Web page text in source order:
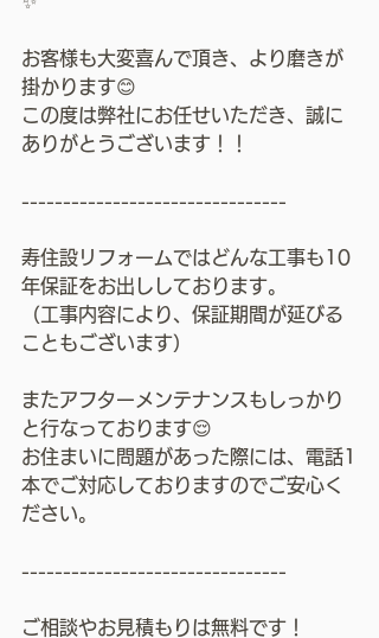
お客様も大変喜んで頂き、より磨きが
掛かります😊
この度は弊社にお任せいただき、誠に
ありがとうございます！！
--------------------------------
寿住設リフォームではどんな工事も10
年保証をお出ししております。
（工事内容により、保証期間が延びる
こともございます）
またアフターメンテナンスもしっかり
と行なっております😌
お住まいに問題があった際には、電話1
本でご対応しておりますのでご安心く
ださい。
--------------------------------
ご相談やお見積もりは無料です！